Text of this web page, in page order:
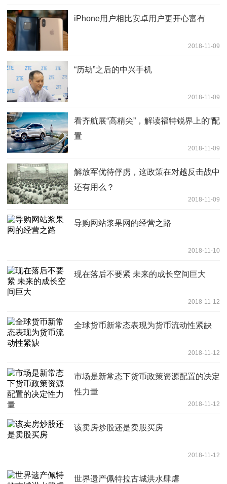
iPhone用户相比安卓用户更开心富有
2018-11-09
“历劫”之后的中兴手机
2018-11-09
看齐航展“高精尖”，解读福特锐界上的“配
置
2018-11-09
解放军优待俘虏，这政策在对越反击战中
还有用么？
2018-11-09
导购网站浆果网的经营之路
2018-11-10
现在落后不要紧 未来的成长空间巨大
2018-11-12
全球货币新常态表现为货币流动性紧缺
2018-11-12
市场是新常态下货币政策资源配置的决定
性力量
2018-11-12
该卖房炒股还是卖股买房
2018-11-12
世界遗产佩特拉古城洪水肆虐